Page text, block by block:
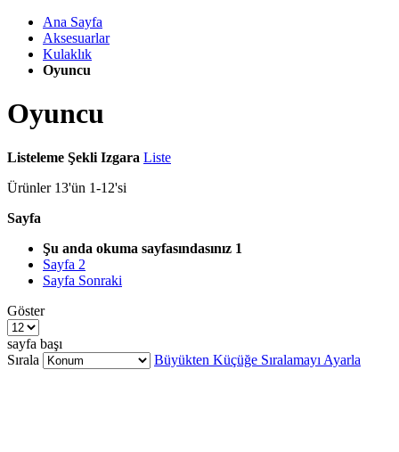
Ana Sayfa
Aksesuarlar
Kulaklık
Oyuncu
Oyuncu
Listeleme Şekli Izgara Liste
Ürünler 13'ün 1-12'si
Sayfa
Şu anda okuma sayfasındasınız 1
Sayfa 2
Sayfa Sonraki
Göster
sayfa başı
Sırala
Büyükten Küçüğe Sıralamayı Ayarla